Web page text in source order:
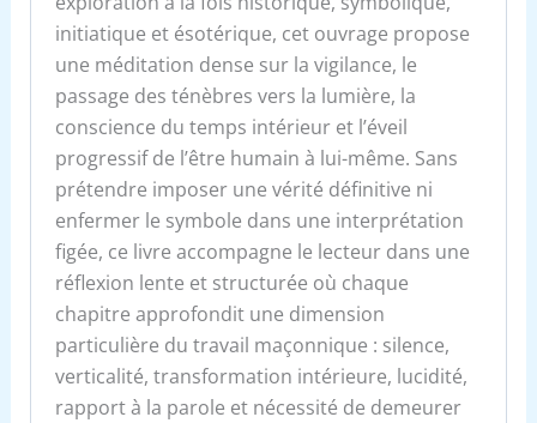
initiatique et ésotérique, cet ouvrage propose
une méditation dense sur la vigilance, le
passage des ténèbres vers la lumière, la
conscience du temps intérieur et l’éveil
progressif de l’être humain à lui-même. Sans
prétendre imposer une vérité définitive ni
enfermer le symbole dans une interprétation
figée, ce livre accompagne le lecteur dans une
réflexion lente et structurée où chaque
chapitre approfondit une dimension
particulière du travail maçonnique : silence,
verticalité, transformation intérieure, lucidité,
rapport à la parole et nécessité de demeurer